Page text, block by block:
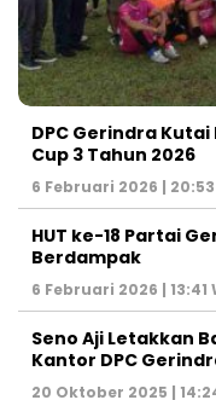
DPC Gerindra
Cup 3 Tahun 2026
6 Februari 2026 | 20:53
HUT ke-18 Partai
Berdampak
6 Februari 2026 | 13:41
Seno Aji Letakkan
Kantor DPC
20 Oktober 2025 |